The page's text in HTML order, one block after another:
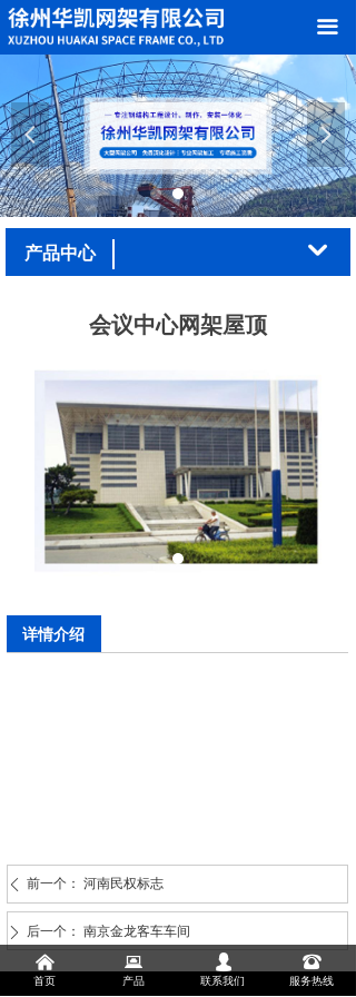
끀
网站首页
关于我们
产品中心
案例展示
加工车间
新闻中心
联系我们
荣誉资质
넳 넲
产品中心 낔
会议中心网架屋顶
详情介绍
ꄴ 前一个： 河南民权标志
ꄲ 后一个： 南京金龙客车车间
낀
首页
뀵
产品
넙
联系我们
뀰
服务热线